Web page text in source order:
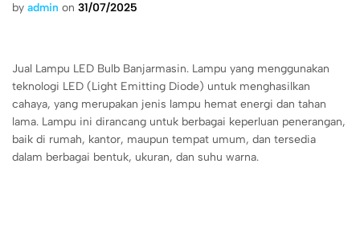
by admin on 31/07/2025
Jual Lampu LED Bulb Banjarmasin. Lampu yang menggunakan
teknologi LED (Light Emitting Diode) untuk menghasilkan
cahaya, yang merupakan jenis lampu hemat energi dan tahan
lama. Lampu ini dirancang untuk berbagai keperluan penerangan,
baik di rumah, kantor, maupun tempat umum, dan tersedia
dalam berbagai bentuk, ukuran, dan suhu warna.